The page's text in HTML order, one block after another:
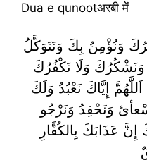
Dua e qunootअरबी में
وَنُؤْمِنُ بِكَ وَنَتَوَكَّلُ
وَنَشْكُرُكَ وَلَا نَكْفُرُكَ
إِيَّاكَ نَعْبُدُ وَلَكَ
وَنَحْفِدُ وَنَرْجُو
عَذَابَكَ بِالكُفَّارِ